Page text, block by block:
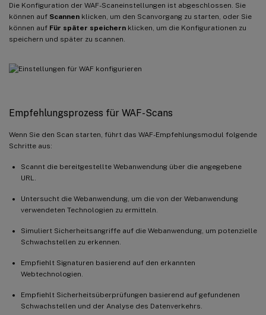
Die Konfiguration der WAF-Scaneinstellungen ist abgeschlossen. Sie
können auf Scannen klicken, um den Scanvorgang zu starten, oder Sie
können auf Für später speichern klicken, um die Konfigurationen zu
speichern und später zu scannen.
Empfehlungsprozess für WAF-Scans
Wenn Sie den Scan starten, führt das WAF-Empfehlungsmodul folgende
Schritte aus:
Scannt die bereitgestellte Webanwendung über die angegebene
URL.
Untersucht die Webanwendung, um die von der Webanwendung
verwendeten Technologien zu ermitteln.
Simuliert Sicherheitsangriffe auf die Webanwendung, um potenzielle
Schwachstellen zu erkennen.
Empfiehlt Signaturen basierend auf den erkannten
Webtechnologien.
Empfiehlt Sicherheitsüberprüfungen basierend auf gefundenen
Schwachstellen und der Analyse des Datenverkehrs.